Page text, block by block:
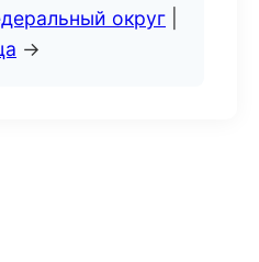
округ
→